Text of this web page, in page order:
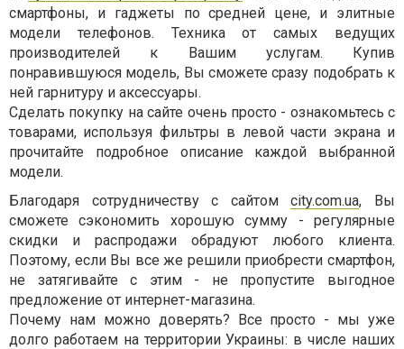
смартфоны, и гаджеты по средней цене, и элитные
модели телефонов. Техника от самых ведущих
производителей к Вашим услугам. Купив
понравившуюся модель, Вы сможете сразу подобрать к
ней гарнитуру и аксессуары.
Сделать покупку на сайте очень просто - ознакомьтесь с
товарами, используя фильтры в левой части экрана и
прочитайте подробное описание каждой выбранной
модели.
Благодаря сотрудничеству с сайтомcity.com.ua, Вы
сможете сэкономить хорошую сумму - регулярные
скидки и распродажи обрадуют любого клиента.
Поэтому, если Вы все же решили приобрести смартфон,
не затягивайте с этим - не пропустите выгодное
предложение от интернет-магазина.
Почему нам можно доверять? Все просто - мы уже
долго работаем на территории Украины: в числе наших